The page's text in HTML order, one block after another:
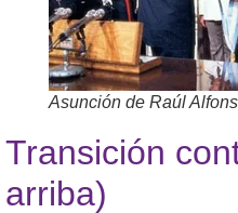
Asunción de Raúl
Transición
arriba)